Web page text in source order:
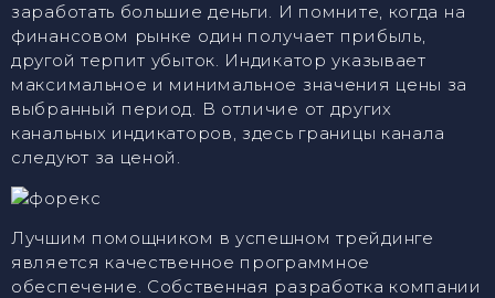
заработать большие деньги. И помните, когда на
финансовом рынке один получает прибыль,
другой терпит убыток. Индикатор указывает
максимальное и минимальное значения цены за
выбранный период. В отличие от других
канальных индикаторов, здесь границы канала
следуют за ценой.
Лучшим помощником в успешном трейдинге
является качественное программное
обеспечение. Собственная разработка компании